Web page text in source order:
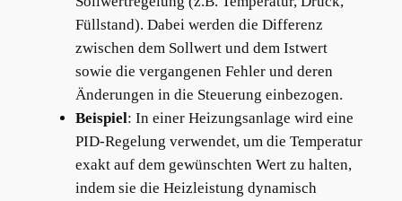
Füllstand). Dabei werden die Differenz
zwischen dem Sollwert und dem Istwert
sowie die vergangenen Fehler und deren
Änderungen in die Steuerung einbezogen.
Beispiel: In einer Heizungsanlage wird eine
PID-Regelung verwendet, um die Temperatur
exakt auf dem gewünschten Wert zu halten,
indem sie die Heizleistung dynamisch